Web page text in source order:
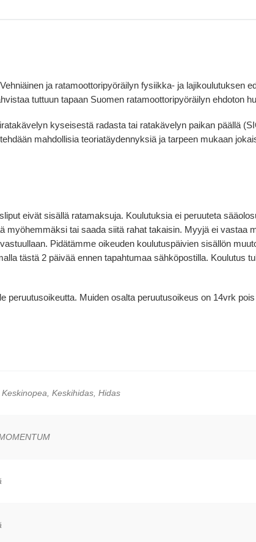
ja ratamoottoripyöräilyn fysiikka- ja lajikoulutuksen
tuttuun tapaan Suomen ratamoottoripyöräilyn ehdoton
kyseisestä radasta tai ratakävelyn paikan päällä
mahdollisia teoriatäydennyksiä ja tarpeen mukaan
eivät sisällä ratamaksuja. Koulutuksia ei peruuteta
myöhemmäksi tai saada siitä rahat takaisin. Myyjä ei vastaa
Pidätämme oikeuden koulutuspäivien sisällön
tästä 2 päivää ennen tapahtumaa sähköpostilla. Koulutus
peruutusoikeutta. Muiden osalta peruutusoikeus on 14vrk
Keskihidas, Hidas